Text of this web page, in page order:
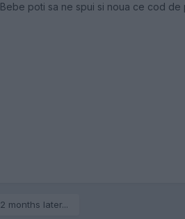
Bebe poti sa ne spui si noua ce cod de
2 months later...